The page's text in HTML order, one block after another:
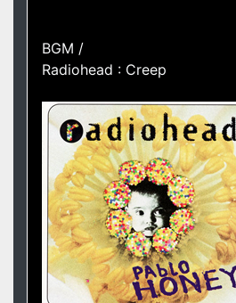
BGM /
Radiohead : Creep